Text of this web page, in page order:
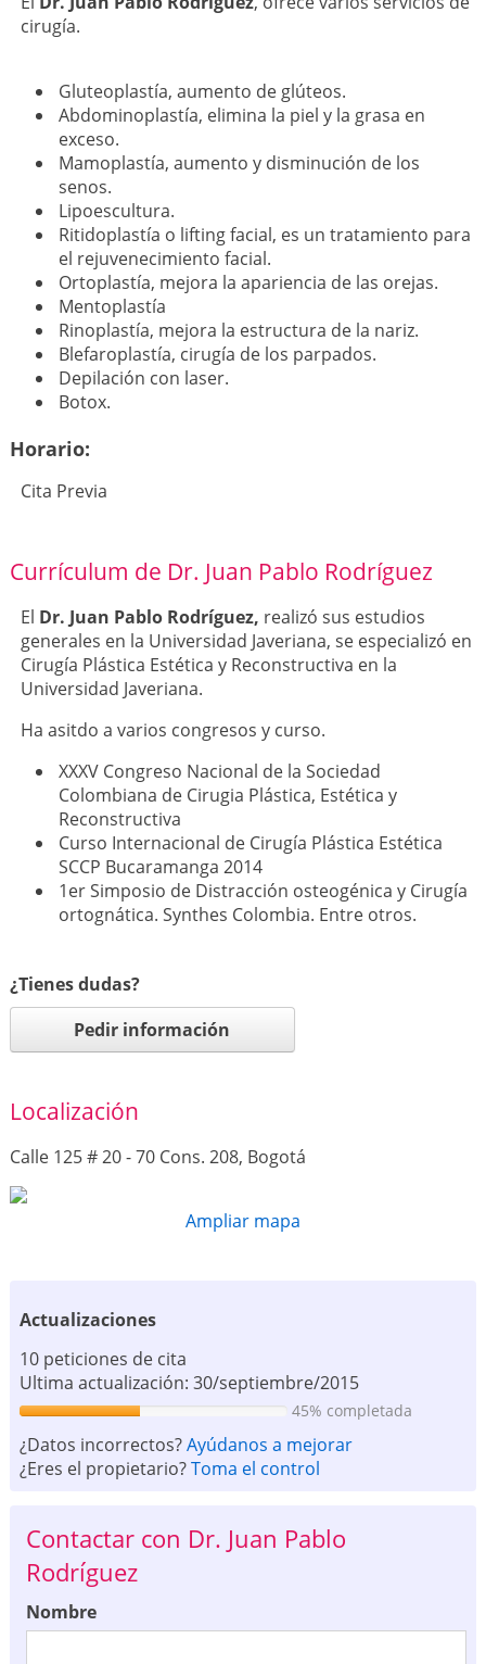
cirugía.
Gluteoplastía, aumento de glúteos.
Abdominoplastía, elimina la piel y la grasa en
exceso.
Mamoplastía, aumento y disminución de los
senos.
Lipoescultura.
Ritidoplastía o lifting facial, es un tratamiento para
el rejuvenecimiento facial.
Ortoplastía, mejora la apariencia de las orejas.
Mentoplastía
Rinoplastía, mejora la estructura de la nariz.
Blefaroplastía, cirugía de los parpados.
Depilación con laser.
Botox.
Horario:
Cita Previa
Currículum de Dr. Juan Pablo Rodríguez
El Dr. Juan Pablo Rodríguez, realizó sus estudios
generales en la Universidad Javeriana, se especializó en
Cirugía Plástica Estética y Reconstructiva en la
Universidad Javeriana.
Ha asitdo a varios congresos y curso.
XXXV Congreso Nacional de la Sociedad
Colombiana de Cirugia Plástica, Estética y
Reconstructiva
Curso Internacional de Cirugía Plástica Estética
SCCP Bucaramanga 2014
1er Simposio de Distracción osteogénica y Cirugía
ortognática. Synthes Colombia. Entre otros.
¿Tienes dudas?
Pedir información
Localización
Calle 125 # 20 - 70 Cons. 208, Bogotá
Ampliar mapa
Actualizaciones
10 peticiones de cita
Ultima actualización: 30/septiembre/2015
45% completada
¿Datos incorrectos?Ayúdanos a mejorar
¿Eres el propietario?Toma el control
Contactar con Dr. Juan Pablo
Rodríguez
Nombre